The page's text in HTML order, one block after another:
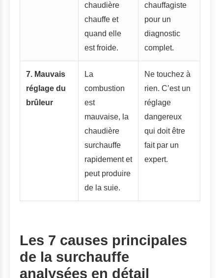
chaudière
chauffe et
quand elle
est froide.
chauffagiste
pour un
diagnostic
complet.
7. Mauvais
réglage du
brûleur
La
combustion
est
mauvaise, la
chaudière
surchauffe
rapidement et
peut produire
de la suie.
Ne touchez à
rien. C’est un
réglage
dangereux
qui doit être
fait par un
expert.
Les 7 causes principales
de la surchauffe
analysées en détail